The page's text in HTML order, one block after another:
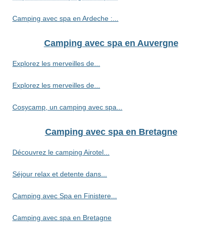
Camping avec spa en Ardeche :...
Camping avec spa en Auvergne
Explorez les merveilles de...
Explorez les merveilles de...
Cosycamp, un camping avec spa...
Camping avec spa en Bretagne
Découvrez le camping Airotel...
Séjour relax et detente dans...
Camping avec Spa en Finistere...
Camping avec spa en Bretagne